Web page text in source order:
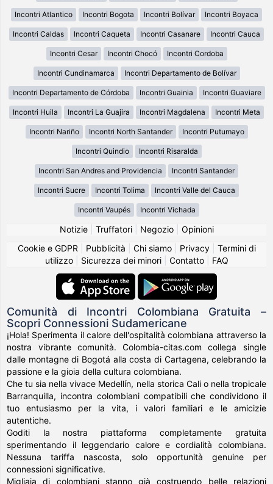
Incontri Atlantico Incontri Bogota Incontri Bolívar Incontri Boyaca
Incontri Caldas Incontri Caqueta Incontri Casanare Incontri Cauca
Incontri Cesar Incontri Chocó Incontri Cordoba
Incontri Cundinamarca Incontri Departamento de Bolívar
Incontri Departamento de Córdoba Incontri Guainia Incontri Guaviare
Incontri Huila Incontri La Guajira Incontri Magdalena Incontri Meta
Incontri Nariño Incontri North Santander Incontri Putumayo
Incontri Quindio Incontri Risaralda
Incontri San Andres and Providencia Incontri Santander
Incontri Sucre Incontri Tolima Incontri Valle del Cauca
Incontri Vaupés Incontri Vichada
Notizie| Truffatori| Negozio| Opinioni
Cookie e GDPR
Pubblicità Chi siamo| Privacy| Termini di
utilizzo| Sicurezza dei minori| Contatto| FAQ
Comunità di Incontri Colombiana Gratuita –
Scopri Connessioni Sudamericane
¡Hola! Sperimenta il calore dell'ospitalità colombiana attraverso la
nostra vibrante comunità. Colombia-citas.com collega single
dalle montagne di Bogotá alla costa di Cartagena, celebrando la
passione e la gioia della cultura colombiana.
Che tu sia nella vivace Medellín, nella storica Cali o nella tropicale
Barranquilla, incontra colombiani compatibili che condividono il
tuo entusiasmo per la vita, i valori familiari e le amicizie
autentiche.
Goditi la nostra piattaforma completamente gratuita
sperimentando il leggendario calore e cordialità colombiana.
Nessuna tariffa nascosta, solo opportunità genuine per
connessioni significative.
Migliaia di colombiani stanno già costruendo belle relazioni